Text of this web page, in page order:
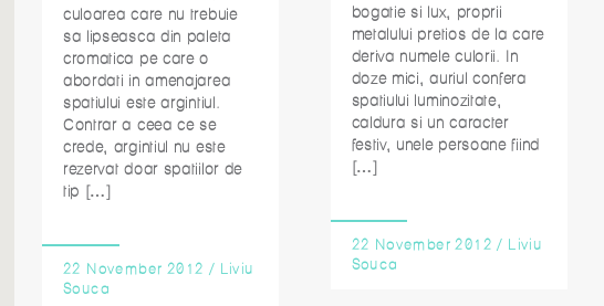
culoarea care nu trebuie
sa lipseasca din paleta
cromatica pe care o
abordati in amenajarea
spatiului este argintiul.
Contrar a ceea ce se
crede, argintiul nu este
rezervat doar spatiilor de
tip […]
22 November 2012 / Liviu
Souca
bogatie si lux, proprii
metalului pretios de la care
deriva numele culorii. In
doze mici, auriul confera
spatiului luminozitate,
caldura si un caracter
festiv, unele persoane fiind
[…]
22 November 2012 / Liviu
Souca